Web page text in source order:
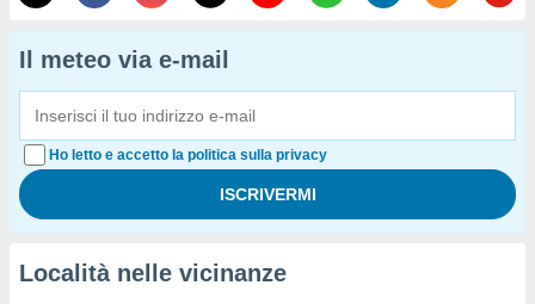
Il meteo via e-mail
Ho letto e accetto la politica sulla privacy
Località nelle vicinanze